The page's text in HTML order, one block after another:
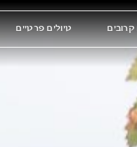
קרובים טיולים פרטיים